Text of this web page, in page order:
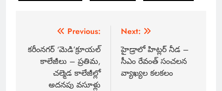
Previous:
కరీంనగర్ ‘మెడి’క్రూయల్
కాలేజీలు – ప్రతిమ,
చల్మెడ కాలేజీల్లో
అదనపు వసూళ్లు
Next:
హైడ్రాలో హిట్లర్ నీడ –
సీఎం రేవంత్ సంచలన
వ్యాఖ్యల కలకలం